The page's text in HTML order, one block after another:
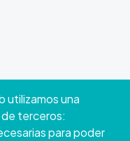
utilizamos una
terceros:
para poder